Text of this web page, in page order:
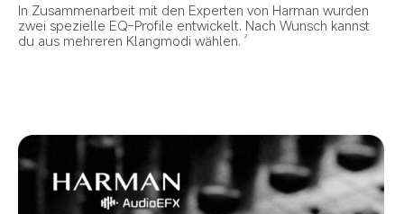
In Zusammenarbeit mit den Experten von Harman wurden
zwei spezielle EQ-Profile entwickelt. Nach Wunsch kannst
du aus mehreren Klangmodi wählen.
2